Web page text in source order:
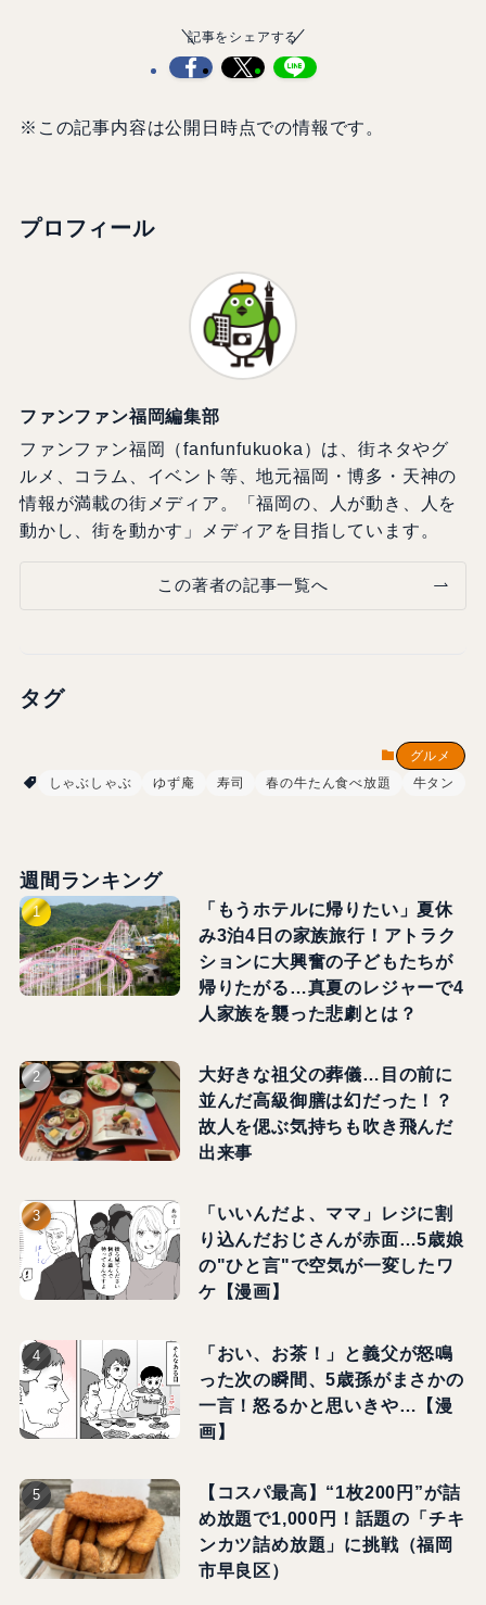
記事をシェアする
※この記事内容は公開日時点での情報です。
プロフィール
ファンファン福岡編集部
ファンファン福岡（fanfunfukuoka）は、街ネタやグ
ルメ、コラム、イベント等、地元福岡・博多・天神の
情報が満載の街メディア。「福岡の、人が動き、人を
動かし、街を動かす」メディアを目指しています。
この著者の記事一覧へ
タグ
グルメ
しゃぶしゃぶ
ゆず庵 寿司 春の牛たん食べ放題 牛タン
週間ランキング
「もうホテルに帰りたい」夏休
み3泊4日の家族旅行！アトラク
ションに大興奮の子どもたちが
帰りたがる…真夏のレジャーで4
人家族を襲った悲劇とは？
大好きな祖父の葬儀…目の前に
並んだ高級御膳は幻だった！？
故人を偲ぶ気持ちも吹き飛んだ
出来事
「いいんだよ、ママ」レジに割
り込んだおじさんが赤面…5歳娘
の"ひと言"で空気が一変したワ
ケ【漫画】
「おい、お茶！」と義父が怒鳴
った次の瞬間、5歳孫がまさかの
一言！怒るかと思いきや…【漫
画】
【コスパ最高】“1枚200円”が詰
め放題で1,000円！話題の「チキ
ンカツ詰め放題」に挑戦（福岡
市早良区）